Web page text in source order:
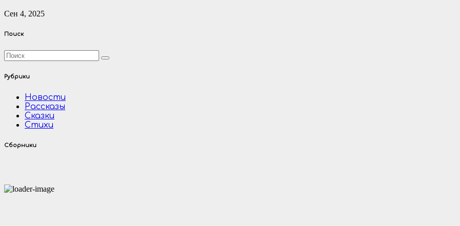
Сен 4, 2025
Поиск
Рубрики
Новости
Рассказы
Сказки
Стихи
Сборники